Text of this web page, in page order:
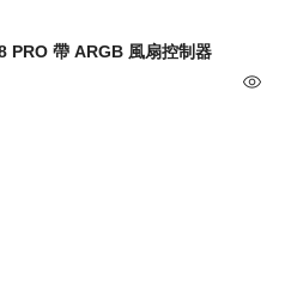
PRO 帶 ARGB 風扇控制器